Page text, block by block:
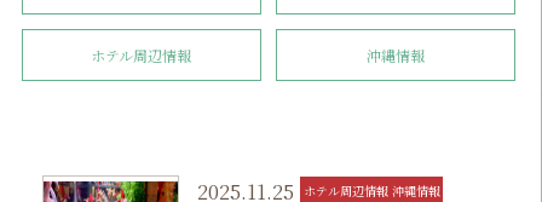
ホテル周辺情報 沖縄情報
2025.11.25 ホテル周辺情報 沖縄情報